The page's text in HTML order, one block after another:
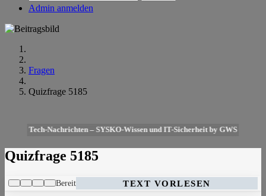
Admin anmelden
Fragen
Quizfrage 5185
Tech-Nachrichten – SYSKO-Wissen und IT-Sicherheit by GWS
Quizfrage 5185
Bereit TEXT VORLESEN